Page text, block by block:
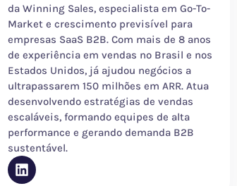
da Winning Sales, especialista em Go-To-
Market e crescimento previsível para
empresas SaaS B2B. Com mais de 8 anos
de experiência em vendas no Brasil e nos
Estados Unidos, já ajudou negócios a
ultrapassarem 150 milhões em ARR. Atua
desenvolvendo estratégias de vendas
escaláveis, formando equipes de alta
performance e gerando demanda B2B
sustentável.